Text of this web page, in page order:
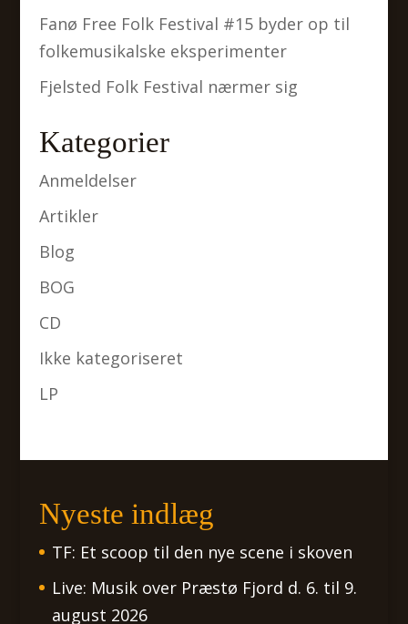
Fanø Free Folk Festival #15 byder op til
folkemusikalske eksperimenter
Fjelsted Folk Festival nærmer sig
Kategorier
Anmeldelser
Artikler
Blog
BOG
CD
Ikke kategoriseret
LP
Nyeste indlæg
TF: Et scoop til den nye scene i skoven
Live: Musik over Præstø Fjord d. 6. til 9.
august 2026